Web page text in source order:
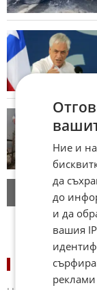
НОВИНИ ПО
Ние и
да
до
и да
вашия